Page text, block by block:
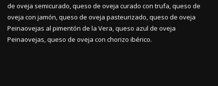
de oveja semicurado, queso de oveja curado con trufa, queso de
oveja con jamón, queso de oveja pasteurizado, queso de oveja
Peinaovejas al pimentón de la Vera, queso azul de oveja
Peinaovejas, queso de oveja con chorizo ibérico.